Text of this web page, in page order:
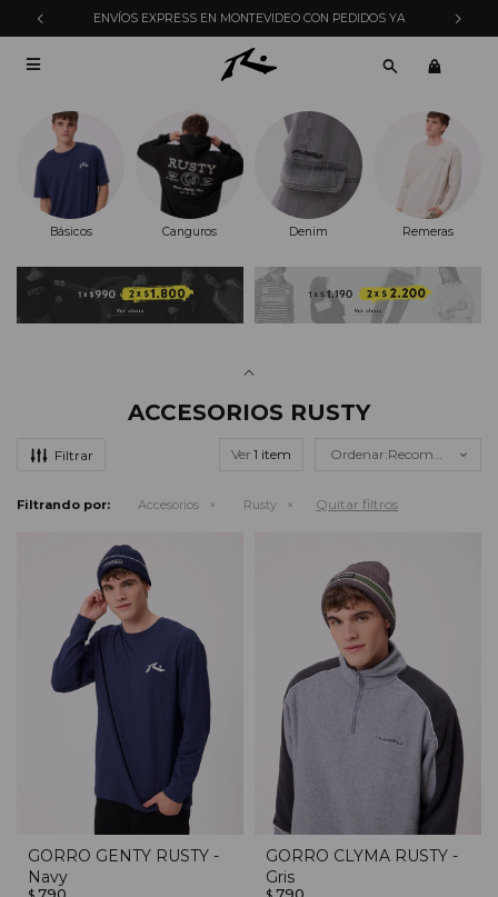
ENVÍOS EXPRESS EN MONTEVIDEO CON PEDIDOS YA

Básicos Canguros Denim Remeras
ACCESORIOS RUSTY
Ver Recomendados
Filtrando por: Accesorios Rusty Quitar filtros
GORRO GENTY RUSTY -
Navy
GORRO CLYMA RUSTY -
Gris